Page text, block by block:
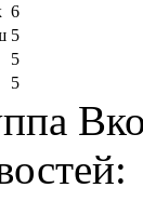
6
5
5
5